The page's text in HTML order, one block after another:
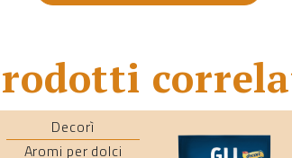
Decorì
Aromi per dolci